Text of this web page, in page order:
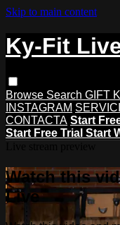
Skip to main content
Ky-Fit
Browse Search GIFT
INSTAGRAM
CONTACTA Start
Start Free Trial Start
Watch this
Live